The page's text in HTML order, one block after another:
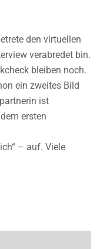
den virtuellen
verabredet bin.
bleiben noch.
ein zweites Bild
ist
ersten
– auf. Viele